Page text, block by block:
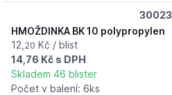
30023
HMOŽDINKA BK 10 polypropylen
12, 20 Kč / blist
14,76 Kč s DPH
Skladem 46 blister
Počet v balení: 6ks